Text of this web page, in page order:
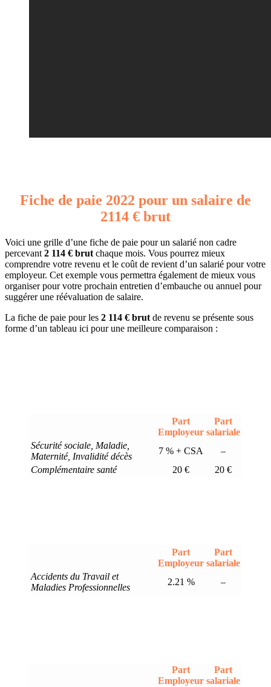
Fiche de paie 2022 pour un salaire de
2114 € brut
Voici une grille d’une fiche de paie pour un salarié non cadre
percevant 2 114 € brut chaque mois. Vous pourrez mieux
comprendre votre revenu et le coût de revient d’un salarié pour votre
employeur. Cet exemple vous permettra également de mieux vous
organiser pour votre prochain entretien d’embauche ou annuel pour
suggérer une réévaluation de salaire.
La fiche de paie pour les 2 114 € brut de revenu se présente sous
forme d’un tableau ici pour une meilleure comparaison :
Part
Employeur
Part
salariale
Sécurité sociale, Maladie,
Maternité, Invalidité décès
7 % + CSA
–
Complémentaire santé
20 € 20 €
Part
Employeur
Part
salariale
Accidents du Travail et
Maladies Professionnelles
2.21 % –
Part
Employeur
Part
salariale